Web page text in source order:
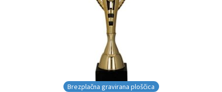
Brezplačna gravirana ploščica